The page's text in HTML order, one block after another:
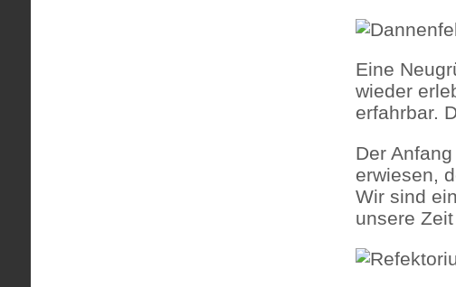
Eine
wieder
erfahrbar.
Der
erwiesen,
Wir sind
unsere